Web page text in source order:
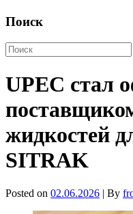
Поиск
UPEC стал
жидкостей
SITRAK
Posted on 02.06.2026 | By